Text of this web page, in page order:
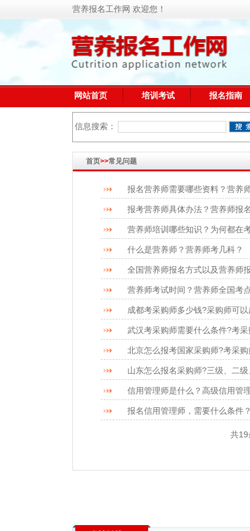
营养报名工作网 欢迎您！
网站首页 培训考试 报名指南
信息搜索：
首页>>常见问题
报名营养师需要哪些资料？营养
报考营养师具体办法？营养师报
营养师培训哪些知识？为何都在
什么是营养师？营养师考几科？
全国营养师报名方式以及营养师
营养师考试时间？营养师全国考
成都考采购师多少钱?采购师可
武汉考采购师需要什么条件?考
北京怎么报考国家采购师?考采
山东怎么报名采购师?三级、二
信用管理师是什么？高级信用管
报名信用管理师，需要什么条件？
共19